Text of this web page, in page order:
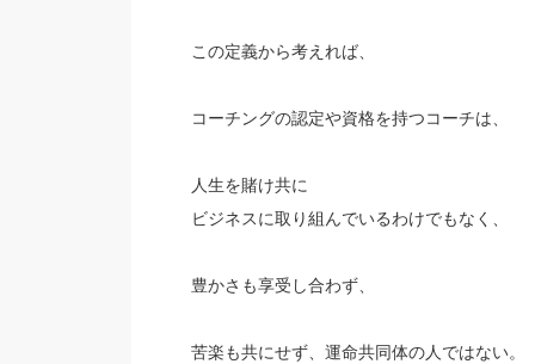
この定義から考えれば、
コーチングの認定や資格を持つコーチは、
人生を賭け共に
ビジネスに取り組んでいるわけでもなく、
豊かさも享受し合わず、
苦楽も共にせず、運命共同体の人ではない。